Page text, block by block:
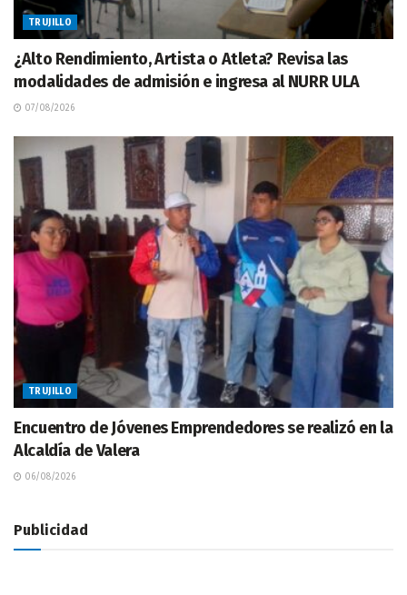
TRUJILLO
¿Alto Rendimiento, Artista o Atleta? Revisa las
modalidades de admisión e ingresa al NURR ULA
07/08/2026
TRUJILLO
Encuentro de Jóvenes Emprendedores se realizó en la
Alcaldía de Valera
06/08/2026
Publicidad